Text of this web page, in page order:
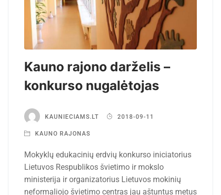
Kauno rajono darželis –
konkurso nugalėtojas
KAUNIECIAMS.LT 2018-09-11
KAUNO RAJONAS
Mokyklų edukacinių erdvių konkurso iniciatorius
Lietuvos Respublikos švietimo ir mokslo
ministerija ir organizatorius Lietuvos mokinių
neformaliojo švietimo centras jau aštuntus metus